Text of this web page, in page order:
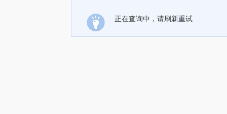
正在查询中，请刷新重试